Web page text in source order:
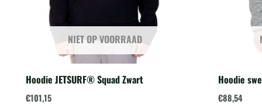
NIET OP VOORRAAD
Hoodie JETSURF® Squad Zwart
€101,15
Hoodie
€88,54